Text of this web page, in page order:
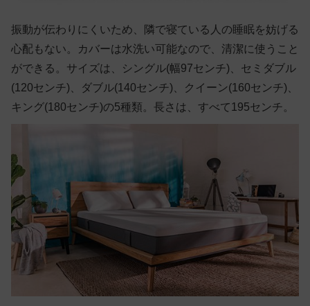
振動が伝わりにくいため、隣で寝ている人の睡眠を妨げる
心配もない。カバーは水洗い可能なので、清潔に使うこと
ができる。サイズは、シングル(幅97センチ)、セミダブル
(120センチ)、ダブル(140センチ)、クイーン(160センチ)、
キング(180センチ)の5種類。長さは、すべて195センチ。